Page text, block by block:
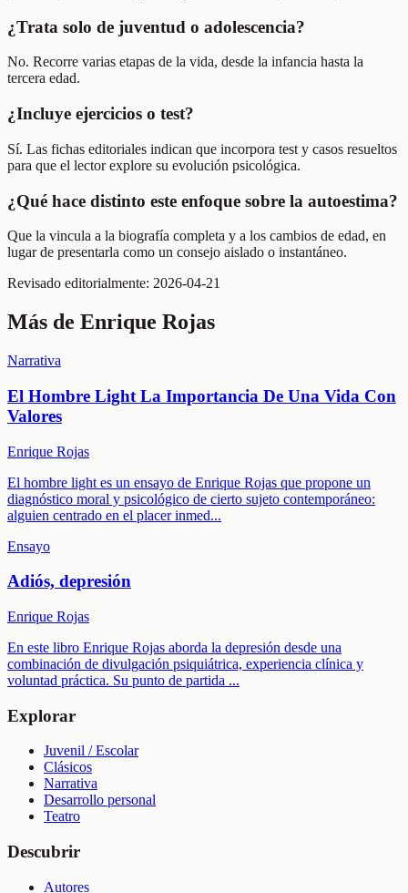
¿Trata solo de juventud o adolescencia?
No. Recorre varias etapas de la vida, desde la infancia hasta la
tercera edad.
¿Incluye ejercicios o test?
Sí. Las fichas editoriales indican que incorpora test y casos resueltos
para que el lector explore su evolución psicológica.
¿Qué hace distinto este enfoque sobre la autoestima?
Que la vincula a la biografía completa y a los cambios de edad, en
lugar de presentarla como un consejo aislado o instantáneo.
Revisado editorialmente: 2026-04-21
Más de Enrique Rojas
Narrativa
El Hombre Light La Importancia De Una Vida Con
Valores
Enrique Rojas
El hombre light es un ensayo de Enrique Rojas que propone un
diagnóstico moral y psicológico de cierto sujeto contemporáneo:
alguien centrado en el placer inmed...
Ensayo
Adiós, depresión
Enrique Rojas
En este libro Enrique Rojas aborda la depresión desde una
combinación de divulgación psiquiátrica, experiencia clínica y
voluntad práctica. Su punto de partida ...
Explorar
Juvenil / Escolar
Clásicos
Narrativa
Desarrollo personal
Teatro
Descubrir
Autores